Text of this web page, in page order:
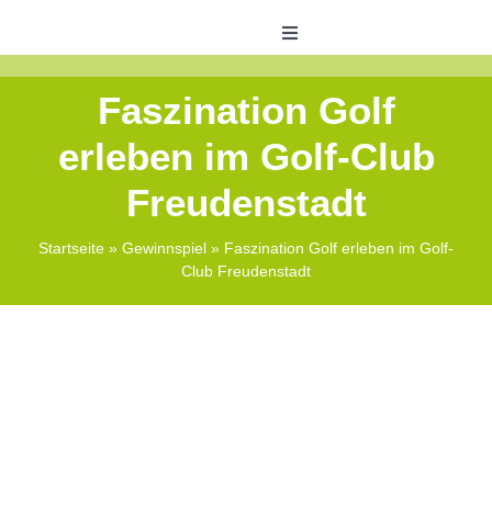
content
Toggle
Navigation
ABO Bonus
Zeitungswelt
Faszination Golf
erleben im Golf-Club
Freudenstadt
Startseite » Gewinnspiel » Faszination Golf erleben im Golf-
Club Freudenstadt